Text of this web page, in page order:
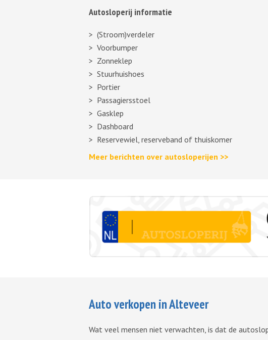
Autosloperij informatie
(Stroom)verdeler
Voorbumper
Zonneklep
Stuurhuishoes
Portier
Passagiersstoel
Gasklep
Dashboard
Reservewiel, reserveband of thuiskomer
Meer berichten over autosloperijen >>
Auto verkopen in Alteveer
Wat veel mensen niet verwachten, is dat de